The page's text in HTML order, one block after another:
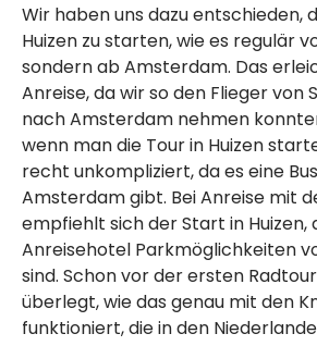
Wir haben uns dazu entschieden,
Huizen zu starten, wie es regulär
sondern ab Amsterdam. Das
Anreise, da wir so den Flieger
nach Amsterdam nehmen
wenn man die Tour in Huizen
recht unkompliziert, da es eine
Amsterdam gibt. Bei Anreise mit
empfiehlt sich der Start in Huizen,
Anreisehotel Parkmöglichkeiten
sind. Schon vor der ersten
überlegt, wie das genau mit den
funktioniert, die in den